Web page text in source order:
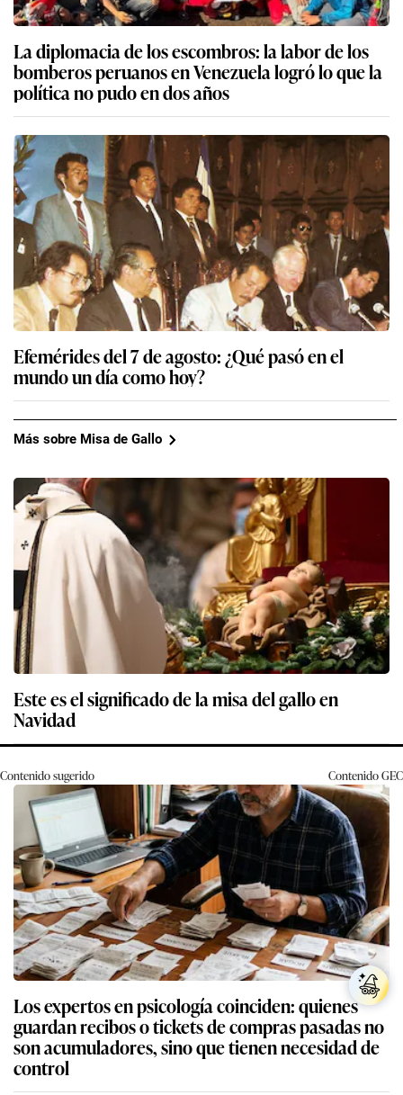
La diplomacia de los escombros: la labor de los
bomberos peruanos en Venezuela logró lo que la
política no pudo en dos años
Efemérides del 7 de agosto: ¿Qué pasó en el
mundo un día como hoy?
Más sobre Misa de Gallo
Este es el significado de la misa del gallo en
Navidad
Contenido sugerido ContenidoGEC
Los expertos en psicología coinciden: quienes
guardan recibos o tickets de compras pasadas no
son acumuladores, sino que tienen necesidad de
control